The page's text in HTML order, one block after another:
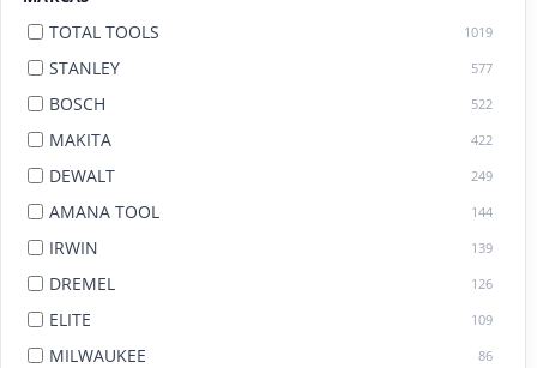
TOTAL TOOLS 1019
STANLEY 577
BOSCH 522
MAKITA 422
DEWALT 249
AMANA TOOL 144
IRWIN 139
DREMEL 126
ELITE 109
MILWAUKEE 86